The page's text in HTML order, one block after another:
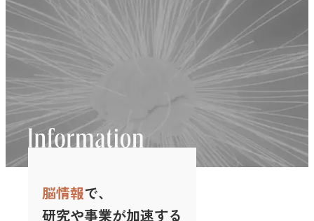
取り上げられることがあります。 ただし、テンポだけが効
果を決めるわけではなく、メロディやハーモニーなど複数の
音楽要素が組み合わさることで心理的反応が形成されると考
えられています。 参考：Pelletier, C. L. (2004). The effect of
music on decreasing arousal due to stress: A meta-analysis.
Journal of Music Therapy, 41(3), 192–214.
https://pubmed.ncbi.nlm.nih.gov/15327345/ 自然音やアンビ
エント音楽がリラックス感と関連する理由 音楽だけでな
く、自然環境の音が心理状態に与える影響についても研究が
の音などの自然音を聞くことで、心理的な回復感やリラック
ス感が報告される場合があることが示されています。 たと
ソン（Yerkes-Dodson）の法則がよく知られています。この
法則では、覚醒水準が低すぎても高すぎてもパフォーマンス
は下がり、中程度の状態で最も高くなるとされています。
テンポが速い音楽は一般に覚醒水準を高めやすく、遅い音楽
は比較的落ち着いた状態を保ちやすいと考えられています。
ただし、最適な覚醒水準は作業の難易度によって変わりま
す。単純で反復的な作業ではやや高い覚醒水準が有利に働く
場合がありますが、複雑で高度な思考を要する作業では、過
度な刺激がパフォーマンスを低下させる可能性があります。
ありません。重要なのは、自分の作業がどの程度の集中と認
知負荷を必要としているかを基準に、覚醒水準を調整すると
す。 ADHDについては以下の記事でも紹介しています。 ・
ADHDの子どもに効く？シリアスゲームによるデジタル治療
（DTx）の最新研究 ・発達障害の人口は急増した？ADHDと
いう言葉が拡まった理由 ・遅刻してしまう人と5分前行動を
する人の脳の違いとは？ ドーパミンと報酬系のはたらき
ADHDの研究では、「ドーパミン」という神経伝達物質がよ
く取り上げられます。ドーパミンは、やる気や報酬の予測、
注意の切り替えに関わる物質です。 ADHDの特性がある人で
は、このドーパミンに関わる神経回路のはたらきに違いがあ
る可能性が、脳画像研究などで報告されています。たとえ
ば、Volkowら（2009）は、ADHDの成人において、報酬や動
機づけに関わる脳領域のドーパミン活性に差がみられること
「SLEEP状態」とは？睡眠と音楽をつなぐ設計思想 睡眠の
質を高めるためには、単に「静かな音楽を流す」だけでな
く、脳と身体が休息モードへ移行しやすい環境を整えること
が重要です。 VIE Tunesは、脳科学の知見を取り入れた「ニ
ューロミュージック」をコンセプトにした音楽アプリです。
その中に、睡眠前のリラックスタイムを想定して設計された
リスニングモード「SLEEP状態」があります。 SLEEP状態
の技術的特徴（脳波・音響設計） VIE TunesのSLEEP状態
は、リラックスや入眠をサポートすることを目的に設計され
ック」です。 ニューロミュージックとは、VIE株式会社が開
発した脳科学や神経生理学の知見をもとに、脳の状態変化を
聴きたい」「続けたい」という気持ちを喚起する働きがあり
ます（Salimpoor et al., 2011）。 ポイント③ 脳波の種類で考
える【α波・θ波・β波】 EEG（脳波計測）を用いた研究で
は、音楽聴取中に特定の周波数帯（アルファ波・シータ波・
ベータ波など）の活動が変化することが確認されています。
アルファ波（8–12Hz） リラックス状態や軽度の集中時に出
現。 音楽聴取によってアルファ波が増加すると、雑念が減
り、内的集中が高まりやすくなる。 シータ波（4–7Hz） 深い
リラックス・創造的思考に関連。 一部のゆったりとした音
楽は、シータ波を誘発することで深い集中や没入感を引き出
す可能性がある。 ベータ波（13–30Hz） 覚醒・外的注意・作
業中の集中に関連。 リズムがはっきりしていてテンポの良
ながら、脳活動から性格がわかる未来について考えてみま
す。 性格研究の盲点？脳から見たナルシシズム ナルシシズ
ム（自己愛傾向）は古くから心理学で注目されてきたトピッ
クです。ビジネスや政治の世界でも「ナルシシスト」の成功
や失敗が語られることがあります。ところが意外なことに、
ナルシシズムという性格特性の研究は数多くあるにもかかわ
らず、その神経的な基盤を掘り下げた研究はごくわずかしか
存在しません。 なぜこのギャップが生まれたのでしょう
か。一つには、ナルシシズムが主に自己報告アンケートなど
しかったことが挙げられます。また、性格の神経基盤を探る
「パーソナリティ神経科学」という分野自体、まだ新しい学
脳情報で、
研究や事業が加速する